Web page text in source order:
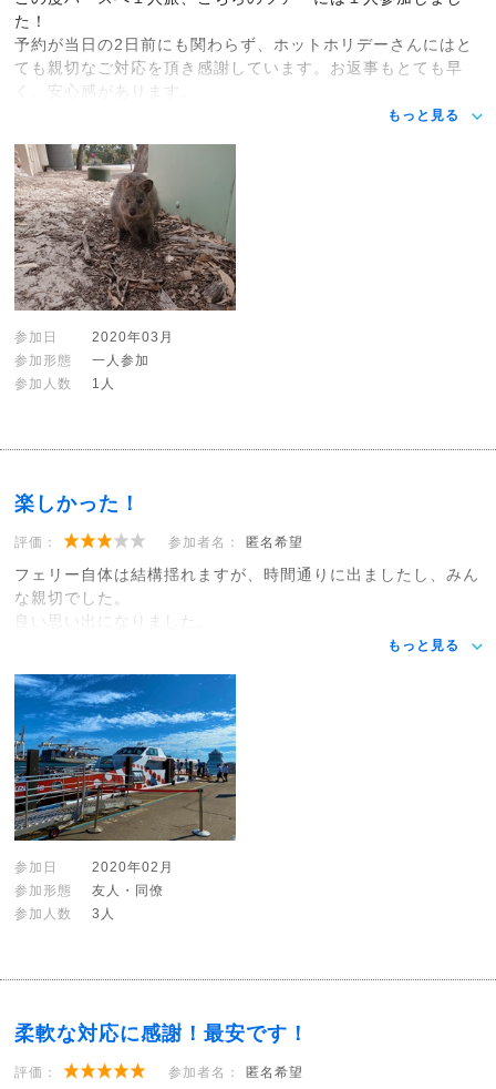
た！
予約が当日の2日前にも関わらず、ホットホリデーさんにはと
ても親切なご対応を頂き感謝しています。お返事もとても早
く、安心感があります。
もっと見る
参加日
2020年03月
参加形態
一人参加
参加人数
1人
楽しかった！
評価： 参加者名： 匿名希望
フェリー自体は結構揺れますが、時間通りに出ましたし、みん
な親切でした。
良い思い出になりました。
もっと見る
参加日
2020年02月
参加形態
友人・同僚
参加人数
3人
柔軟な対応に感謝！最安です！
評価： 参加者名： 匿名希望